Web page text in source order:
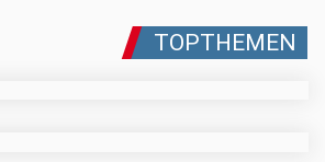
TOPTHEMEN